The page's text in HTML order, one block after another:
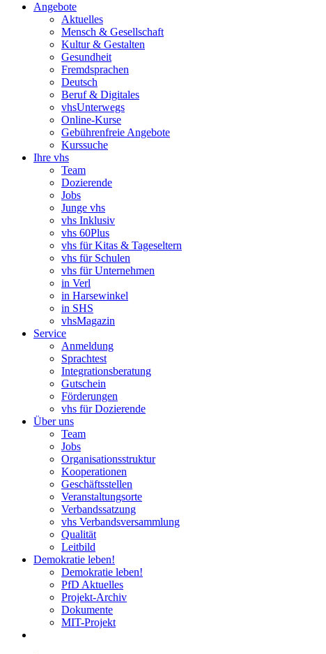
Angebote
Aktuelles
Mensch & Gesellschaft
Kultur & Gestalten
Gesundheit
Fremdsprachen
Deutsch
Beruf & Digitales
vhsUnterwegs
Online-Kurse
Gebührenfreie Angebote
Kurssuche
Ihre vhs
Team
Dozierende
Jobs
Junge vhs
vhs Inklusiv
vhs 60Plus
vhs für Kitas & Tageseltern
vhs für Schulen
vhs für Unternehmen
in Verl
in Harsewinkel
in SHS
vhsMagazin
Service
Anmeldung
Sprachtest
Integrationsberatung
Gutschein
Förderungen
vhs für Dozierende
Über uns
Team
Jobs
Organisationsstruktur
Kooperationen
Geschäftsstellen
Veranstaltungsorte
Verbandssatzung
vhs Verbandsversammlung
Qualität
Leitbild
Demokratie leben!
Demokratie leben!
PfD Aktuelles
Projekt-Archiv
Dokumente
MIT-Projekt